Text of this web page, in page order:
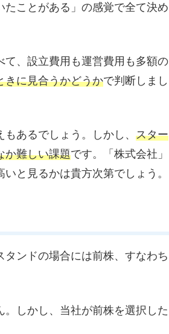
たことがある」の感覚で全て決め
、設立費用も運営費用も多額の
きに見合うかどうかで判断しまし
あるでしょう。しかし、 スター
か難しい課題です。「株式会社」
と見るかは貴方次第でしょう。
ンドの場合には前株、すなわち
しかし、当社が前株を選択した